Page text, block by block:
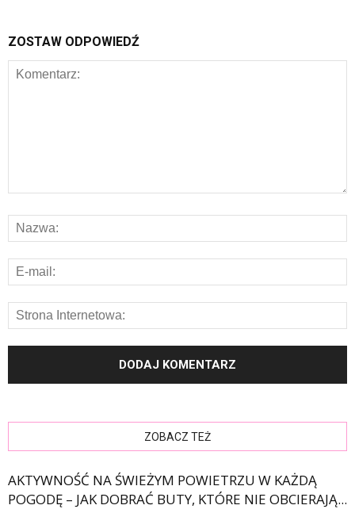
ZOSTAW ODPOWIEDŹ
ZOBACZ TEŻ
AKTYWNOŚĆ NA ŚWIEŻYM POWIETRZU W KAŻDĄ
POGODĘ – JAK DOBRAĆ BUTY, KTÓRE NIE OBCIERAJĄ...